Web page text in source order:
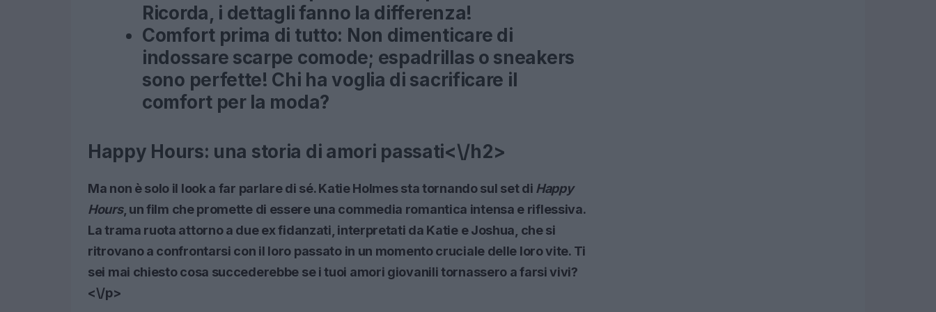
Ricorda, i dettagli fanno la differenza!
Comfort prima di tutto: Non dimenticare di
indossare scarpe comode; espadrillas o sneakers
sono perfette! Chi ha voglia di sacrificare il
comfort per la moda?
Happy Hours: una storia di amori passati<\/h2>
Ma non è solo il look a far parlare di sé. Katie Holmes sta tornando sul set di Happy
Hours, un film che promette di essere una commedia romantica intensa e riflessiva.
La trama ruota attorno a due ex fidanzati, interpretati da Katie e Joshua, che si
ritrovano a confrontarsi con il loro passato in un momento cruciale delle loro vite. Ti
sei mai chiesto cosa succederebbe se i tuoi amori giovanili tornassero a farsi vivi?
<\/p>